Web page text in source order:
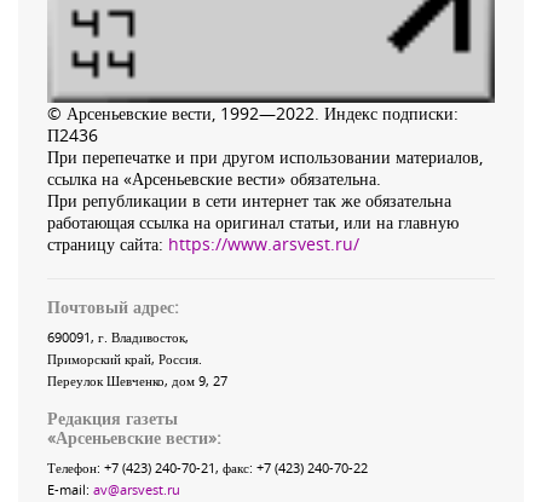
© Арсеньевские вести, 1992—2022. Индекс подписки:
П2436
При перепечатке и при другом использовании материалов,
ссылка на «Арсеньевские вести» обязательна.
При републикации в сети интернет так же обязательна
работающая ссылка на оригинал статьи, или на главную
страницу сайта: https://www.arsvest.ru/
Почтовый адрес:
690091, г. Владивосток,
Приморский край, Россия
Переулок Шевченко, дом 9, 27
Редакция газеты
«Арсеньевские вести»:
Телефон: +7 (423) 240-70-21, факс: +7 (423) 240-70-22
E-mail: av@arsvest.ru